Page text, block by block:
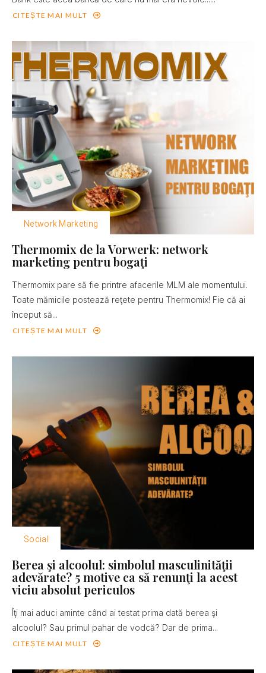
CITEȘTE MAI MULT
Network Marketing
Thermomix de la Vorwerk: network
marketing pentru bogaţi
Thermomix pare să fie printre afacerile MLM ale momentului.
Toate mămicile postează reţete pentru Thermomix! Fie că ai
început să...
CITEȘTE MAI MULT
Social
Berea şi alcoolul: simbolul masculinităţii
adevărate? 5 motive ca să renunţi la acest
viciu absolut periculos
Îţi mai aduci aminte când ai testat prima dată berea şi
alcoolul? Sau primul pahar de vodcă? Dar de prima...
CITEȘTE MAI MULT